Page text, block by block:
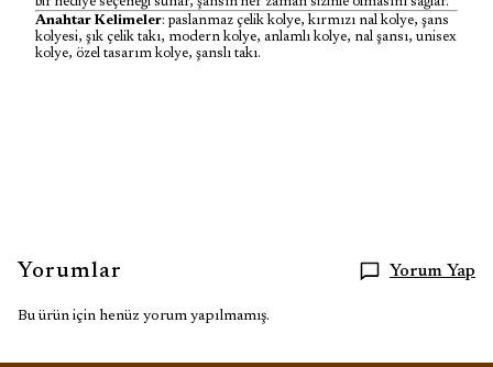
Anahtar Kelimeler: paslanmaz çelik kolye, kırmızı nal kolye, şans
kolyesi, şık çelik takı, modern kolye, anlamlı kolye, nal şansı, unisex
kolye, özel tasarım kolye, şanslı takı.
Yorumlar Yorum Yap
Bu ürün için henüz yorum yapılmamış.